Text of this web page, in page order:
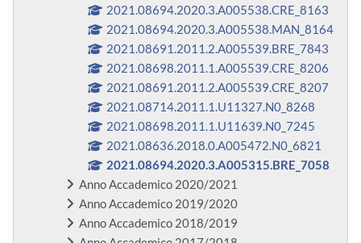
2021.08694.2020.3.A005538.CRE_8163
2021.08694.2020.3.A005538.MAN_8164
2021.08691.2011.2.A005539.BRE_7843
2021.08698.2011.1.A005539.CRE_8206
2021.08691.2011.2.A005539.CRE_8207
2021.08714.2011.1.U11327.N0_8268
2021.08698.2011.1.U11639.N0_7245
2021.08636.2018.0.A005472.N0_6821
2021.08694.2020.3.A005315.BRE_7058
Anno Accademico 2020/2021
Anno Accademico 2019/2020
Anno Accademico 2018/2019